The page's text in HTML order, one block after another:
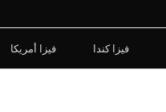
فيزا كندا فيزا أمريكا